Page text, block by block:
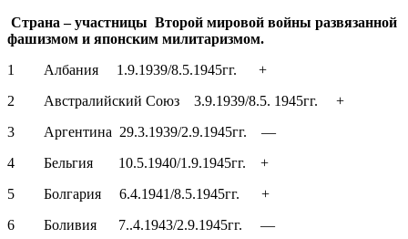
Страна – участницы Второй мировой войны развязанной
фашизмом и японским милитаризмом.
1 Албания 1.9.1939/8.5.1945гг. +
2 Австралийский Союз 3.9.1939/8.5. 1945гг. +
3 Аргентина 29.3.1939/2.9.1945гг. —
4 Бельгия 10.5.1940/1.9.1945гг. +
5 Болгария 6.4.1941/8.5.1945гг. +
6 Боливия 7..4.1943/2.9.1945гг. —